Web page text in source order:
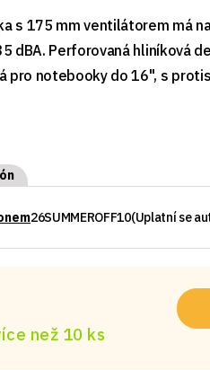
s 175 mm ventilátorem má
dBA. Perforovaná hliníková
pro notebooky do 16", s
26SUMMEROFF10(Uplatní se
než 10 ks